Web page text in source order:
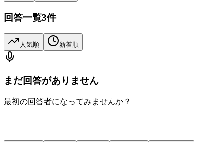
回答一覧3件
人気順 新着順
まだ回答がありません
最初の回答者になってみませんか？